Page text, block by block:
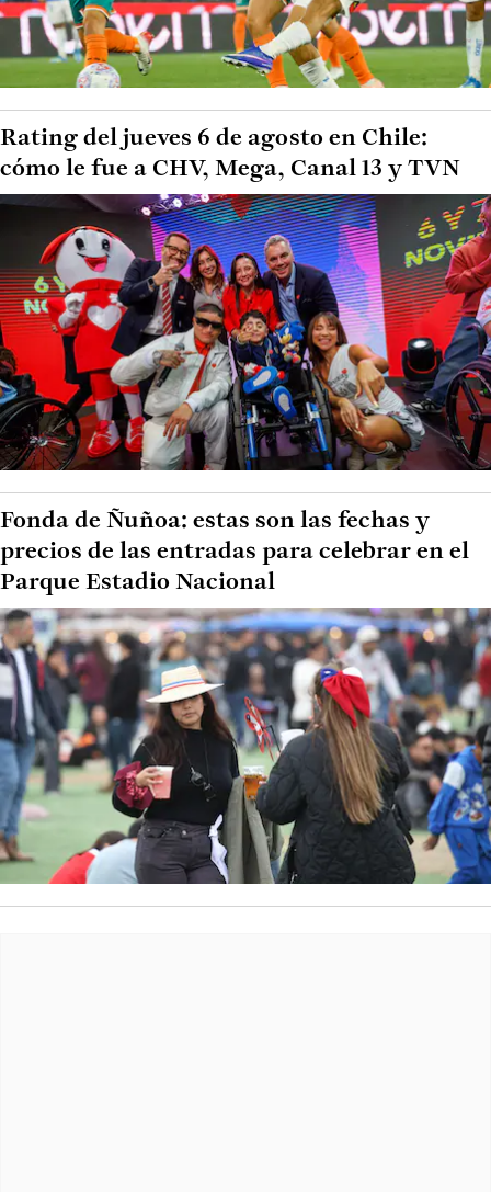
Rating del jueves 6 de agosto en Chile:
cómo le fue a CHV, Mega, Canal 13 y TVN
Fonda de Ñuñoa: estas son las fechas y
precios de las entradas para celebrar en el
Parque Estadio Nacional